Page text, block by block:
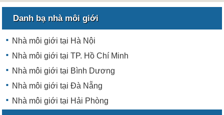
Danh bạ nhà môi giới
Nhà môi giới tại Hà Nội
Nhà môi giới tại TP. Hồ Chí Minh
Nhà môi giới tại Bình Dương
Nhà môi giới tại Đà Nẵng
Nhà môi giới tại Hải Phòng